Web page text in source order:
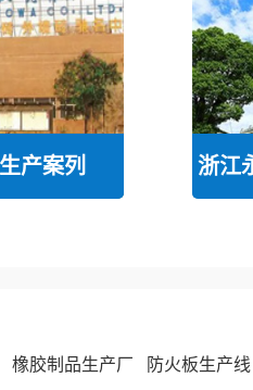
产案列 浙江
橡胶制品生产厂 防火板生产线